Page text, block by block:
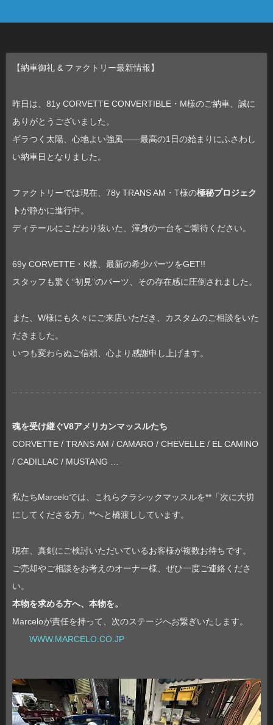
【納車御礼 & ファクトリー最新情報】
昨日は、81y CORVETTE CONVERTIBLE・M様のご納車、誠に
ありがとうございました。
ギラつく太陽、心地よい強風——最高の1日の始まりにふさわし
い納車日となりました。
ファクトリーでは現在、78y TRANS AM・T様の極秘プロジェク
ト が静かに進行中。
ディテールにこだわり抜いた、渾身の一台をご期待ください。
69y CORVETTE・K様、最新の希少パーツをGET!!
スタッフも驚く“初見”のパーツ、その存在感に圧倒されました。
また、W様にも久々にご来店いただき、カスタムのご相談をいた
だきました。
いつも変わらぬご信頼、心より感謝申し上げます。
魂を受け継ぐV8アメリカンマッスルたち
CORVETTE / TRANS AM / CAMARO / CHEVELLE / EL CAMINO
/ CADILLAC / MUSTANG …
私たちMarceloでは、これらクラシックマッスルを**「次に大切
にしてくださる方」**へと橋渡ししています。
現在、真剣にご検討いただいているお客様が複数お待ちです。
ご売却やご相談をお考えのオーナー様、ぜひ一度ご連絡くださ
い。
本物を求める方へ、本物を。
Marceloが責任を持って、次のステージへお繋ぎいたします。
WWW.MARCELO.CO.JP